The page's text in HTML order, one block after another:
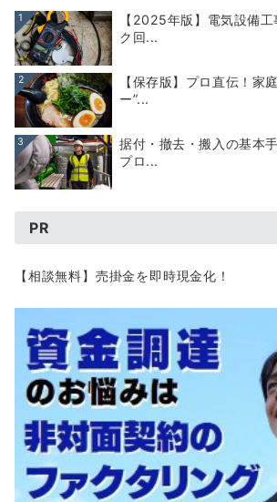
1
【2025年版】電気設備
ク回...
2
【保存版】プロ直伝！家
ー”...
3
据付・撤去・搬入の基本
プロ...
PR
【相談無料】売掛金を即時現金化！